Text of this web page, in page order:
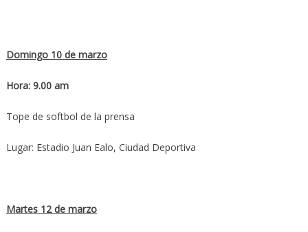
Domingo 10 de marzo
Hora: 9.00 am
Tope de softbol de la prensa
Lugar: Estadio Juan Ealo, Ciudad Deportiva
Martes 12 de marzo